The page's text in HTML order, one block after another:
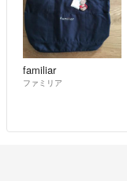
familiar
ファミリア